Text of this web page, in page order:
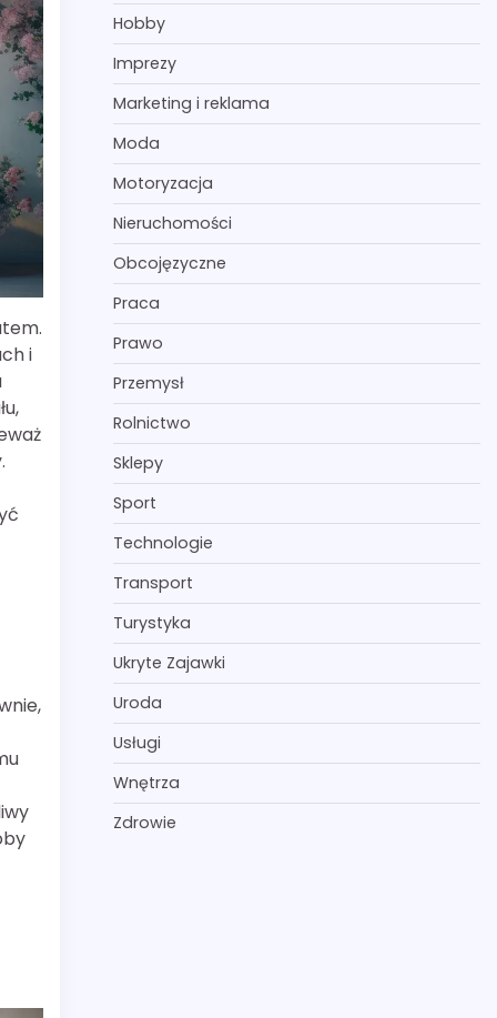
i
Hobby
Imprezy
Marketing i reklama
Moda
Motoryzacja
Nieruchomości
Obcojęzyczne
Praca
Prawo
Przemysł
Rolnictwo
Sklepy
Sport
Technologie
Transport
Turystyka
Ukryte Zajawki
Uroda
Usługi
Wnętrza
Zdrowie